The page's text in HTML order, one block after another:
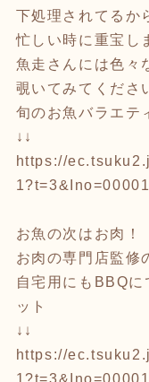
下処理されてるか
忙しい時に重宝し
魚走さんには色々
覗いてみてくださ
旬のお魚バラエテ
↓↓
https://
お魚の次はお肉！
お肉の専門店監修
自宅用にもBBQ
ット
↓↓
https://